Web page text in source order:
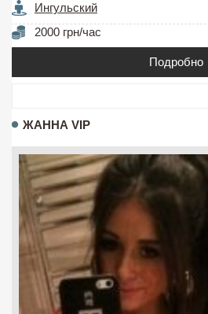
Ингульский
2000 грн/час
Подробно
ЖАННА VIP